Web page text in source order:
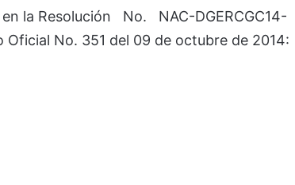
la Resolución No. NAC-DGERCGC14-
No. 351 del 09 de octubre de 2014: